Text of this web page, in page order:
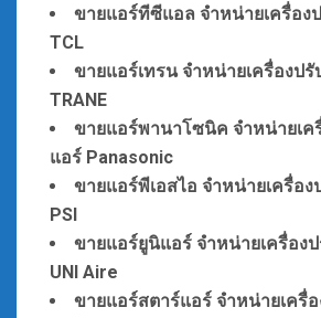
ขายแอร์ทีซีแอล จำหน่ายเครื่อง
TCL
ขายแอร์เทรนจำหน่ายเครื่องปรั
TRANE
ขายแอร์พานาโซนิค จำหน่ายเค
แอร์ Panasonic
ขายแอร์พีเอสไอ จำหน่ายเครื่อง
PSI
ขายแอร์ยูนิแอร์ จำหน่ายเครื่อง
UNI Aire
ขายแอร์สตาร์แอร์ จำหน่ายเครื่